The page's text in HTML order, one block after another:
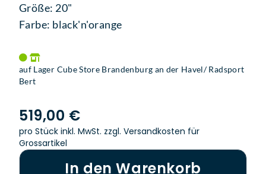
Größe: 20"
Farbe: black'n'orange
auf Lager Cube Store Brandenburg an der Havel/ Radsport
Bert
519,00 €
pro Stück inkl. MwSt. zzgl. Versandkosten für
Grossartikel
In den Warenkorb